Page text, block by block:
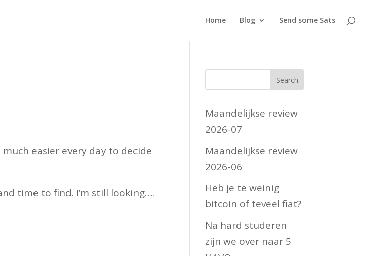
Home Blog Send some Sats
easier every day to decide
time to find. I’m still looking….
Maandelijkse review
2026-07
Maandelijkse review
2026-06
Heb je te weinig
bitcoin of teveel fiat?
Na hard studeren
zijn we over naar 5